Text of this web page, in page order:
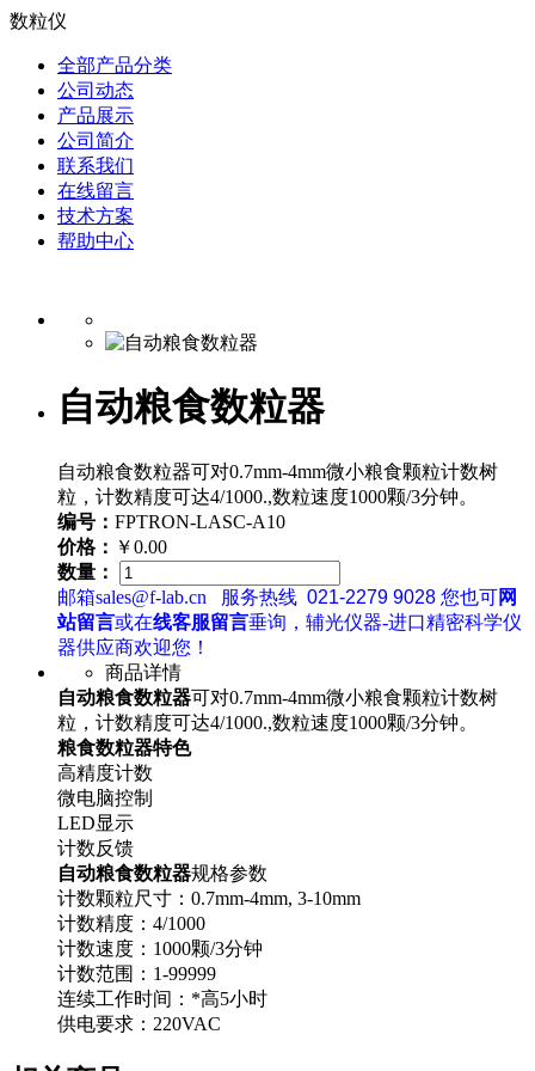
数粒仪
全部产品分类
公司动态
产品展示
公司简介
联系我们
在线留言
技术方案
帮助中心
自动粮食数粒器
自动粮食数粒器可对0.7mm-4mm微小粮食颗粒计数树
粒，计数精度可达4/1000.,数粒速度1000颗/3分钟。
编号： FPTRON-LASC-A10
价格： ￥0.00
数量：
邮箱sales@f-lab.cn
服务热线 021-2279 9028 您也可网
站留言或在线客服留言垂询，辅光仪器-进口精密科学仪
器供应商欢迎您！
商品详情
自动粮食数粒器可对0.7mm-4mm微小粮食颗粒计数树
粒，计数精度可达4/1000.,数粒速度1000颗/3分钟。
粮食数粒器特色
高精度计数
微电脑控制
LED显示
计数反馈
自动粮食数粒器规格参数
计数颗粒尺寸：0.7mm-4mm, 3-10mm
计数精度：4/1000
计数速度：1000颗/3分钟
计数范围：1-99999
连续工作时间：*高5小时
供电要求：220VAC